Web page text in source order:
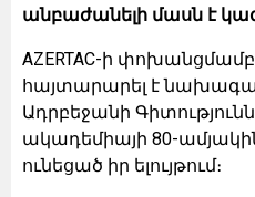
անբաժանելի մասն է
AZERTAC-ի
հայտարարել է
Ադրբեջանի
ակադեմիայի 80-
ունեցած իր ելույթում։